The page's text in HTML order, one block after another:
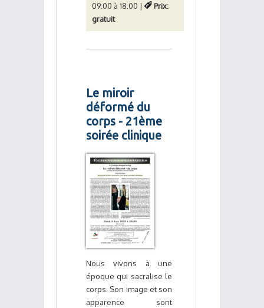
09:00 à 18:00 |
Prix:
gratuit
Le miroir
déformé du
corps - 21ème
soirée clinique
Nous vivons à une
époque qui sacralise le
corps. Son image et son
apparence sont